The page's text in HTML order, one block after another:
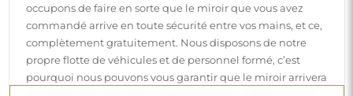
occupons de faire en sorte que le miroir que vous avez
commandé arrive en toute sécurité entre vos mains, et ce,
complètement gratuitement. Nous disposons de notre
propre flotte de véhicules et de personnel formé, c’est
pourquoi nous pouvons vous garantir que le miroir arrivera